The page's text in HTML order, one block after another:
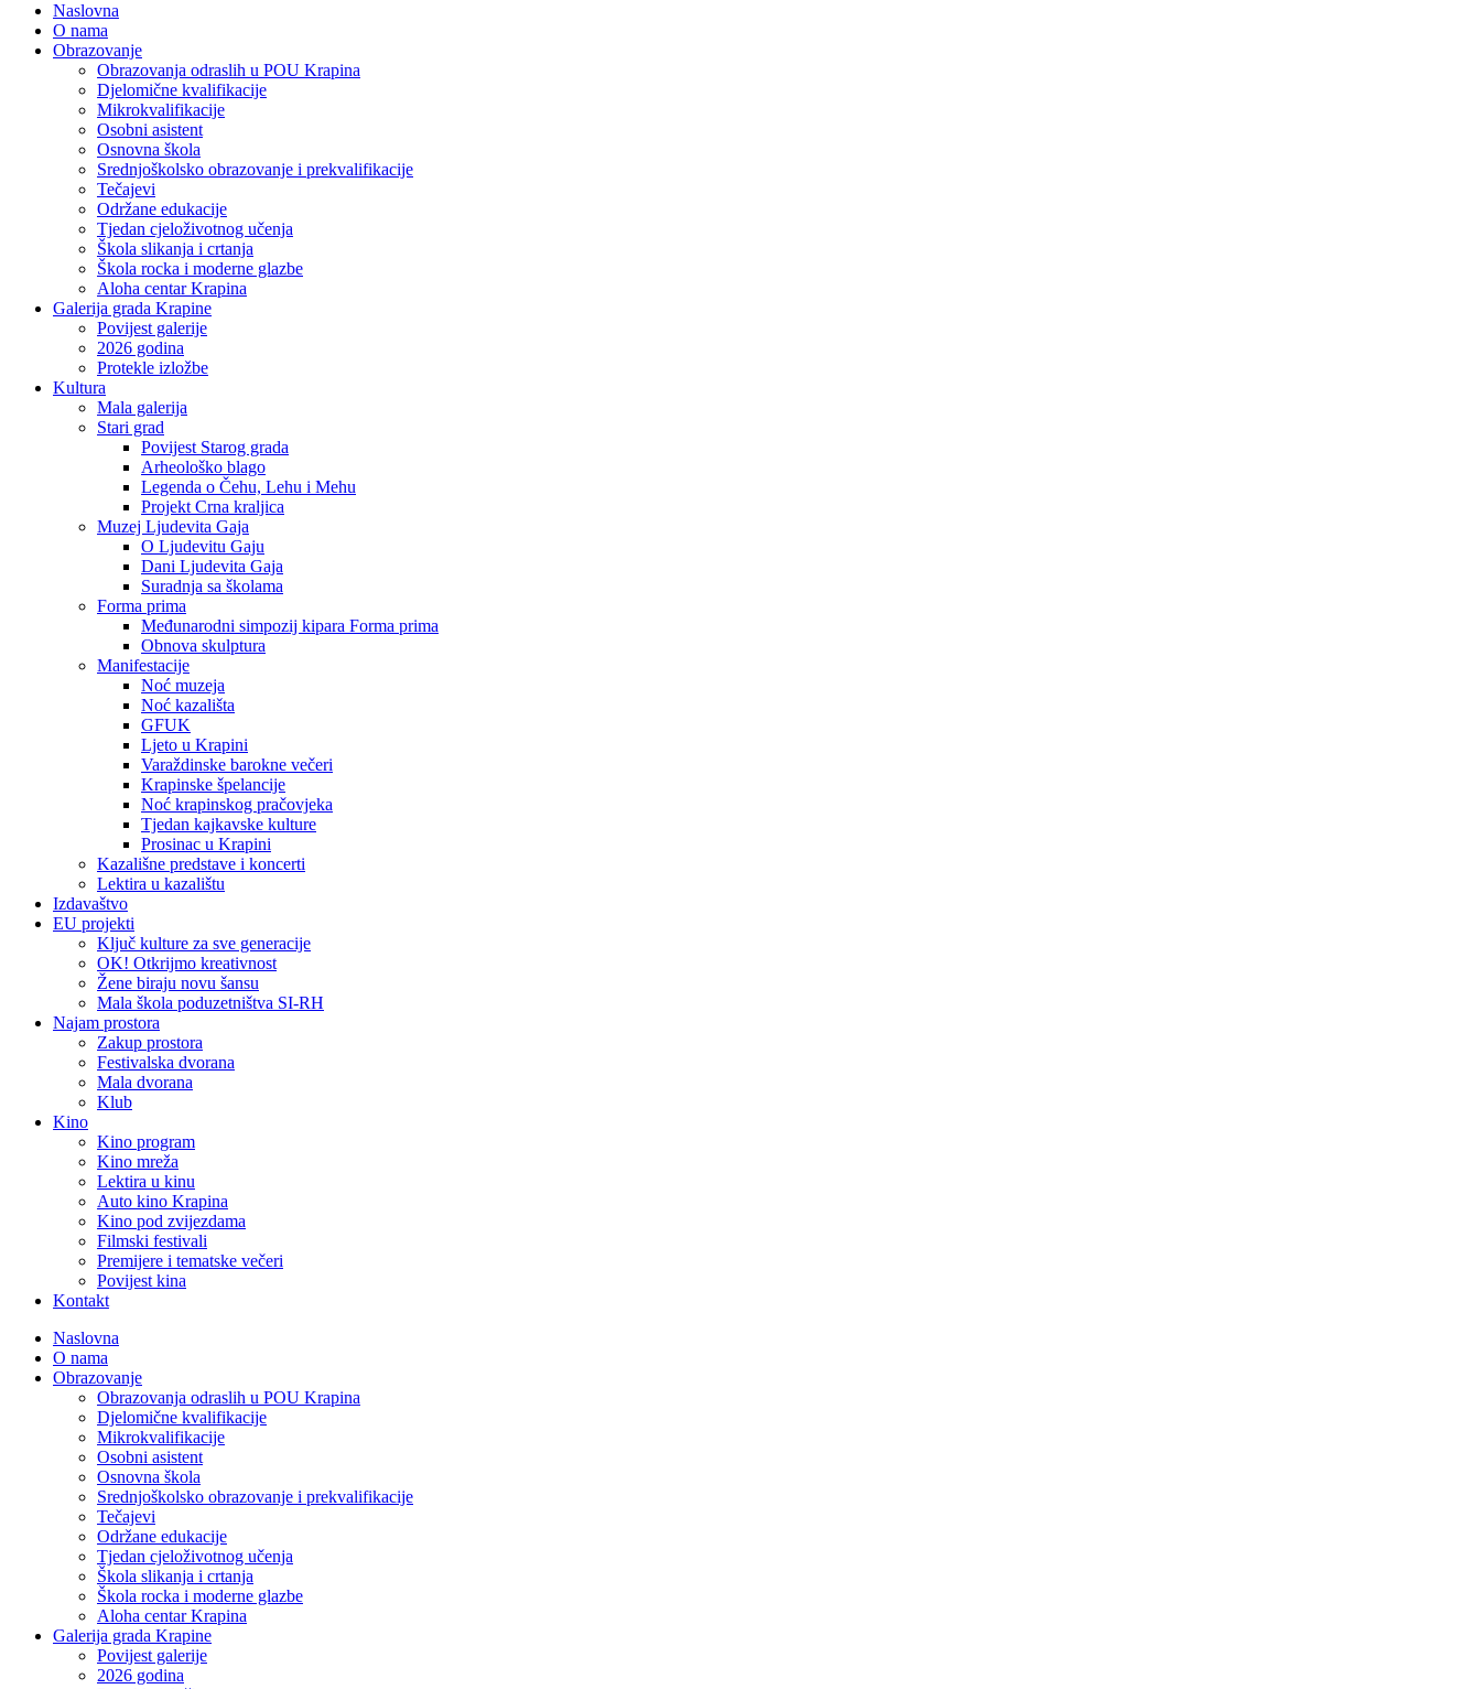
Naslovna
O nama
Obrazovanje
Obrazovanja odraslih u POU Krapina
Djelomične kvalifikacije
Mikrokvalifikacije
Osobni asistent
Osnovna škola
Srednjoškolsko obrazovanje i prekvalifikacije
Tečajevi
Održane edukacije
Tjedan cjeloživotnog učenja
Škola slikanja i crtanja
Škola rocka i moderne glazbe
Aloha centar Krapina
Galerija grada Krapine
Povijest galerije
2026 godina
Protekle izložbe
Kultura
Mala galerija
Stari grad
Povijest Starog grada
Arheološko blago
Legenda o Čehu, Lehu i Mehu
Projekt Crna kraljica
Muzej Ljudevita Gaja
O Ljudevitu Gaju
Dani Ljudevita Gaja
Suradnja sa školama
Forma prima
Međunarodni simpozij kipara Forma prima
Obnova skulptura
Manifestacije
Noć muzeja
Noć kazališta
GFUK
Ljeto u Krapini
Varaždinske barokne večeri
Krapinske špelancije
Noć krapinskog pračovjeka
Tjedan kajkavske kulture
Prosinac u Krapini
Kazališne predstave i koncerti
Lektira u kazalištu
Izdavaštvo
EU projekti
Ključ kulture za sve generacije
OK! Otkrijmo kreativnost
Žene biraju novu šansu
Mala škola poduzetništva SI-RH
Najam prostora
Zakup prostora
Festivalska dvorana
Mala dvorana
Klub
Kino
Kino program
Kino mreža
Lektira u kinu
Auto kino Krapina
Kino pod zvijezdama
Filmski festivali
Premijere i tematske večeri
Povijest kina
Kontakt
Naslovna
O nama
Obrazovanje
Obrazovanja odraslih u POU Krapina
Djelomične kvalifikacije
Mikrokvalifikacije
Osobni asistent
Osnovna škola
Srednjoškolsko obrazovanje i prekvalifikacije
Tečajevi
Održane edukacije
Tjedan cjeloživotnog učenja
Škola slikanja i crtanja
Škola rocka i moderne glazbe
Aloha centar Krapina
Galerija grada Krapine
Povijest galerije
2026 godina